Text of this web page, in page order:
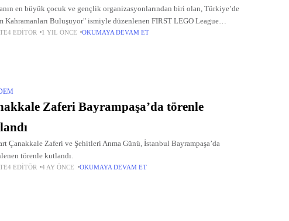
en büyük çocuk ve gençlik organizasyonlarından biri olan, Türkiye’de
Kahramanları Buluşuyor" ismiyle düzenlenen FIRST LEGO League
turnuvalarının 21’incisi başladı.
EDITÖR 1 YIL ÖNCE OKUMAYA DEVAM ET
Zaferi Bayrampaşa’da törenle
Çanakkale Zaferi ve Şehitleri Anma Günü, İstanbul Bayrampaşa’da
törenle kutlandı.
EDITÖR 4 AY ÖNCE OKUMAYA DEVAM ET